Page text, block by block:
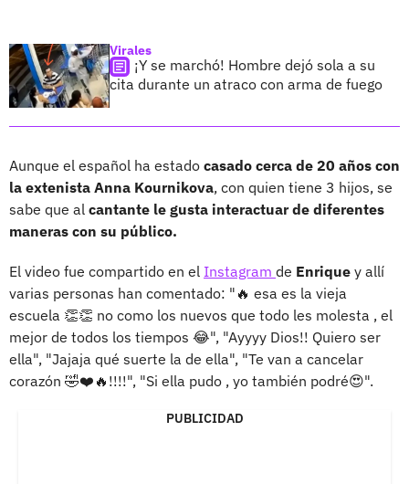
Virales
¡Y se marchó! Hombre dejó sola a su
cita durante un atraco con arma de fuego
Aunque el español ha estado casado cerca de 20 años con
la extenista Anna Kournikova, con quien tiene 3 hijos, se
sabe que al cantante le gusta interactuar de diferentes
maneras con su público.
El video fue compartido en el Instagram de Enrique y allí
varias personas han comentado: "🔥 esa es la vieja
escuela 👏👏 no como los nuevos que todo les molesta , el
mejor de todos los tiempos 😂", "Ayyyy Dios!! Quiero ser
ella", "Jajaja qué suerte la de ella", "Te van a cancelar
corazón 🤣❤️🔥!!!!", "Si ella pudo , yo también podré😍".
PUBLICIDAD